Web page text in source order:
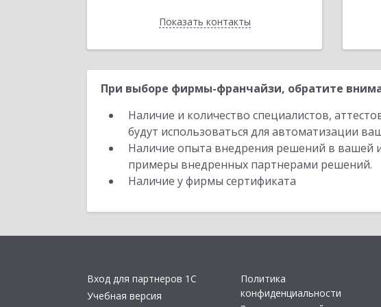
Показать контакты
Назад
При выборе фирмы-франчайзи, обратите
Наличие и количество специалистов,
будут использоваться для автоматизации
Наличие опыта внедрения решений в вашей
примеры внедренных партнерами решений.
Наличие у фирмы сертификата
Вход для партнеров 1С
Учебная версия
Политика
конфиденциальности